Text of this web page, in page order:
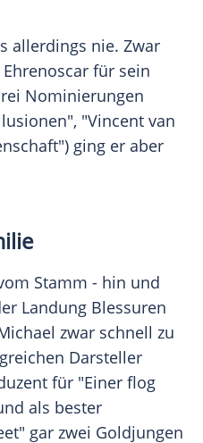
allerdings nie. Zwar
Ehrenoscar für sein
Nominierungen
"Vincent van
ging er aber
Stamm - hin und
Landung Blessuren
zwar schnell zu
Darsteller
für "Einer flog
als bester
gar zwei Goldjungen